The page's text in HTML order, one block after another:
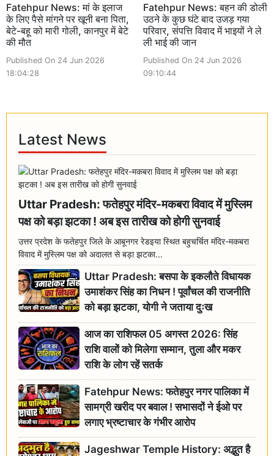
Fatehpur News: मां के इलाज
के लिए पैसे मांगने पर खूनी बना पिता,
बेटे-बहू को मारी गोली, कानपुर में बेटे
की मौत
Published On 24 Jun 2026
18:04:28
Fatehpur News: बहन की डोली
उठने के कुछ घंटे बाद उजड़ गया
परिवार, संपत्ति विवाद में भाइयों ने ले
ली भाई की जान
Published On 24 Jun 2026
09:10:44
Latest News
Uttar Pradesh: फतेहपुर मंदिर-मकबरा विवाद में मुस्लिम
पक्ष को बड़ा झटका ! अब इस तारीख को होगी सुनवाई
उत्तर प्रदेश के फतेहपुर जिले के आबूनगर रेडइया स्थित बहुचर्चित मंदिर-मकबरा
विवाद में मुस्लिम पक्ष को अदालत से बड़ा झटका...
Uttar Pradesh: बसपा के इकलौते विधायक
उमाशंकर सिंह का निधन ! पूर्वांचल की राजनीति
को बड़ा झटका, योगी ने जताया दुःख
आज का राशिफल 05 अगस्त 2026: सिंह
राशि वालों को मिलेगा सम्मान, तुला और मकर
राशि के लोग रहें सतर्क
Fatehpur News: फतेहपुर नगर पालिका में
सामग्री खरीद पर बवाल ! सभासदों ने ईओ पर
लगाए भ्रष्टाचार के गंभीर आरोप
Jageshwar Temple History: अद्भुत है